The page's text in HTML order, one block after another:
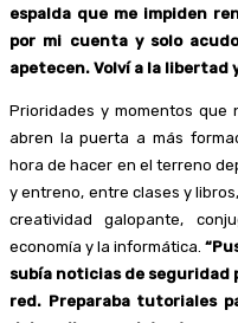
espalda que me impiden
por mi cuenta y solo
apetecen. Volví a la
Prioridades y momentos que
abren la puerta a más
hora de hacer en el terreno
y entreno, entre clases y
creatividad galopante,
economía y la informática.
subía noticias de seguridad
red. Preparaba tutoriales